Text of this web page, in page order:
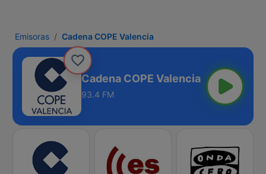
Emisoras Cadena COPE Valencia
Cadena COPE Valencia
93.4 FM